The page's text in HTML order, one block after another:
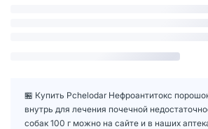
🏪 Купить Pchelodar Нефроантитокс
внутрь для лечения почечной
собак 100 г можно на сайте и в наших